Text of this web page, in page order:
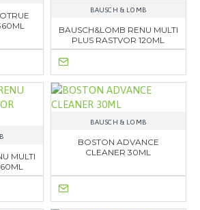
BAUSCH & LOMB
BAUSCH&LOMB RENU MULTI
PLUS RASTVOR 120ML
MULTI
BAUSCH & LOMB
BOSTON ADVANCE
CLEANER 30ML